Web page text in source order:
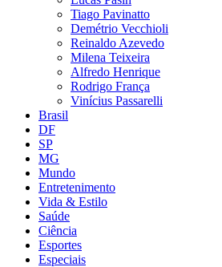
Tiago Pavinatto
Demétrio Vecchioli
Reinaldo Azevedo
Milena Teixeira
Alfredo Henrique
Rodrigo França
Vinícius Passarelli
Brasil
DF
SP
MG
Mundo
Entretenimento
Vida & Estilo
Saúde
Ciência
Esportes
Especiais